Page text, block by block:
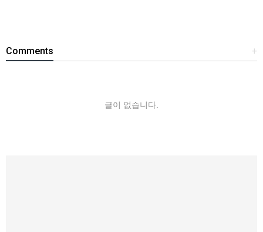
+
Comments
글이 없습니다.